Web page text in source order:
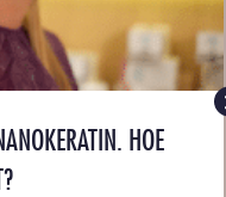
HOE